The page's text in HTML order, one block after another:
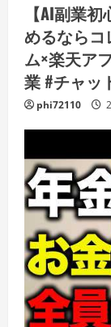
【AI副業
めるならコ
ム×楽天ア
業 #チャッ
phi72110